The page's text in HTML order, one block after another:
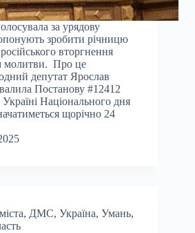
за урядову
зробити річницю
вторгнення
молитви. Про це
депутат Ярослав
Постанову #12412
Національного дня
щорічно 24
, ДМС, Україна, Умань,